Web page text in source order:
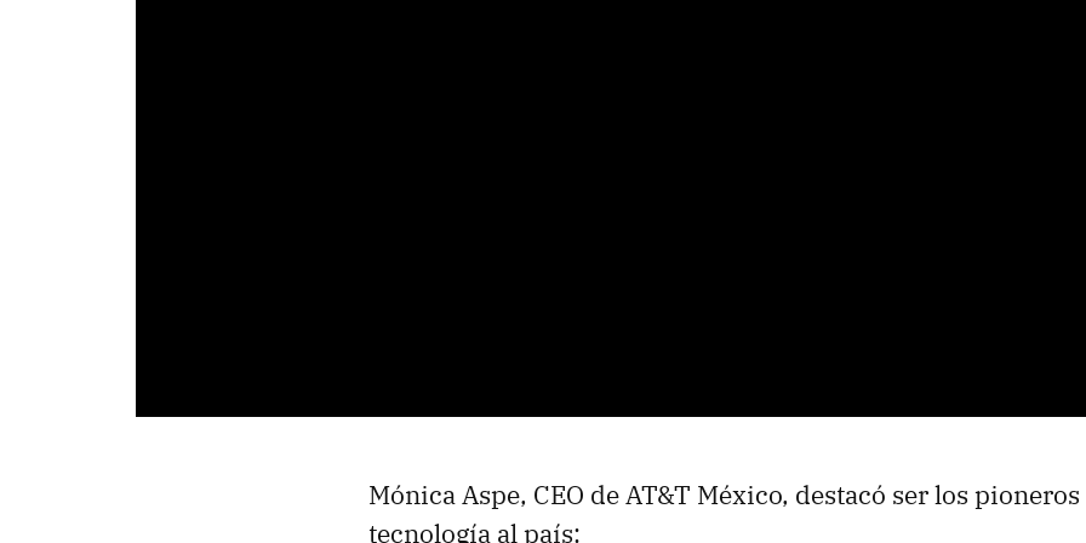
Mónica Aspe, CEO de AT&T México, destacó ser los
tecnología al país: